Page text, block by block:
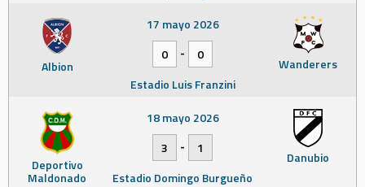
Albion Wanderers
17 mayo 2026
0
-
0
Estadio Luis Franzini
Deportivo
Maldonado
Danubio
18 mayo 2026
3
-
1
Estadio Domingo Burgueño